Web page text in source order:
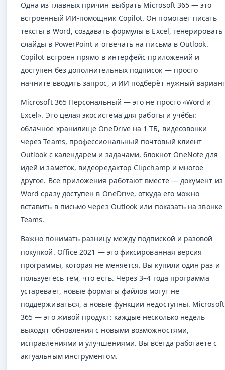
Одна из главных причин выбрать Microsoft 365 — это
встроенный ИИ-помощник Copilot. Он помогает писать
тексты в Word, создавать формулы в Excel, генерировать
слайды в PowerPoint и отвечать на письма в Outlook.
Copilot встроен прямо в интерфейс приложений и
доступен без дополнительных подписок — просто
начните вводить запрос, и ИИ подберёт нужный
Microsoft 365 Персональный — это не просто «Word и
Excel». Это целая экосистема для работы и учёбы:
облачное хранилище OneDrive на 1 ТБ, видеозвонки
через Teams, профессиональный почтовый клиент
Outlook с календарём и задачами, блокнот OneNote для
идей и заметок, видеоредактор Clipchamp и многое
другое. Все приложения работают вместе — документ из
Word сразу доступен в OneDrive, откуда его можно
вставить в письмо через Outlook или показать на звонке
Teams.
Важно понимать разницу между подпиской и разовой
покупкой. Office 2021 — это фиксированная версия
программы, которая не меняется. Вы купили один раз и
пользуетесь тем, что есть. Через 3–4 года программа
устаревает, новые форматы файлов могут не
поддерживаться, а новые функции недоступны. Microsoft
365 — это живой продукт: каждые несколько недель
выходят обновления с новыми возможностями,
исправлениями и улучшениями. Вы всегда работаете с
актуальным инструментом.